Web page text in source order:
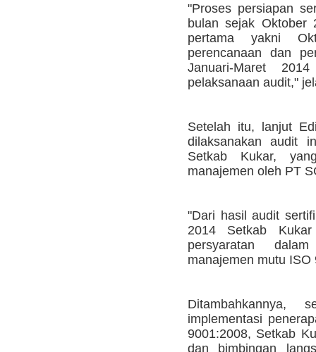
"Proses persiapan
bulan sejak Oktober
pertama yakni
perencanaan dan
Januari-Maret
pelaksanaan audit,"
Setelah itu, lanjut
dilaksanakan audit
Setkab Kukar,
manajemen oleh PT
"Dari hasil audit
2014 Setkab
persyaratan
manajemen mutu
Ditambahkannya,
implementasi
9001:2008, Setkab
dan bimbingan